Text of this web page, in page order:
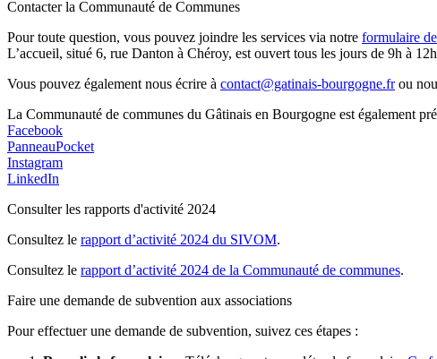
Contacter la Communauté de Communes
Pour toute question, vous pouvez joindre les services via notre formulaire
L’accueil, situé 6, rue Danton à Chéroy, est ouvert tous les jours de 9h à
Vous pouvez également nous écrire à contact@gatinais-bourgogne.frou
La Communauté de communes du Gâtinais en Bourgogne est également
Facebook
PanneauPocket
Instagram
LinkedIn
Consulter les rapports d'activité 2024
Consultez le rapport d’activité 2024 du SIVOM.
Consultez le rapport d’activité 2024 de la Communauté de communes.
Faire une demande de subvention aux associations
Pour effectuer une demande de subvention, suivez ces étapes :